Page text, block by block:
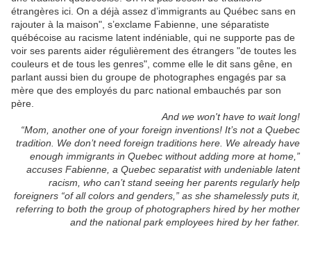
étrangères ici. On a déjà assez d’immigrants au Québec sans en
rajouter à la maison", s’exclame Fabienne, une séparatiste
québécoise au racisme latent indéniable, qui ne supporte pas de
voir ses parents aider régulièrement des étrangers "de toutes les
couleurs et de tous les genres", comme elle le dit sans gêne, en
parlant aussi bien du groupe de photographes engagés par sa
mère que des employés du parc national embauchés par son
père.
And we won't have to wait long!
“Mom, another one of your foreign inventions! It’s not a Quebec
tradition. We don’t need foreign traditions here. We already have
enough immigrants in Quebec without adding more at home,”
accuses Fabienne, a Quebec separatist with undeniable latent
racism, who can’t stand seeing her parents regularly help
foreigners “of all colors and genders,” as she shamelessly puts it,
referring to both the group of photographers hired by her mother
and the national park employees hired by her father.